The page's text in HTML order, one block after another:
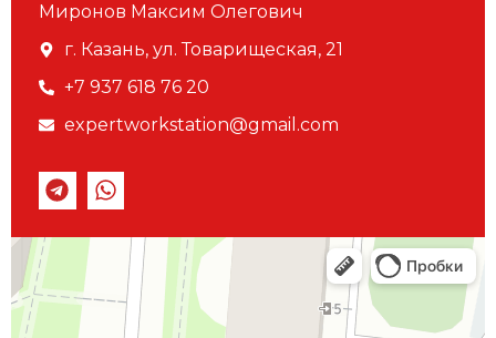
Миронов Максим Олегович
г. Казань, ул. Товарищеская, 21
+7 937 618 76 20
expertworkstation@gmail.com